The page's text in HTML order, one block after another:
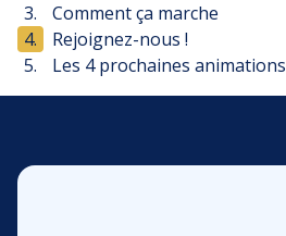
3.
Comment ça marche
4.
Rejoignez-nous !
5.
Les 4 prochaines animations